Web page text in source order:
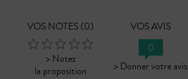
VOS NOTES (0)
> Notez
la proposition
VOS AVIS
0
> Donner votre avis